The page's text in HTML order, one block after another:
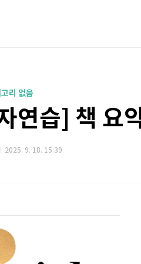
리 없음
연습] 책 요
2025. 9. 18. 15:39